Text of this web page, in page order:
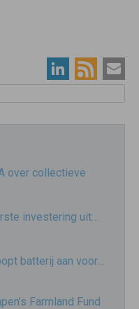
over collectieve
investering uit…
batterij aan voor…
Farmland Fund